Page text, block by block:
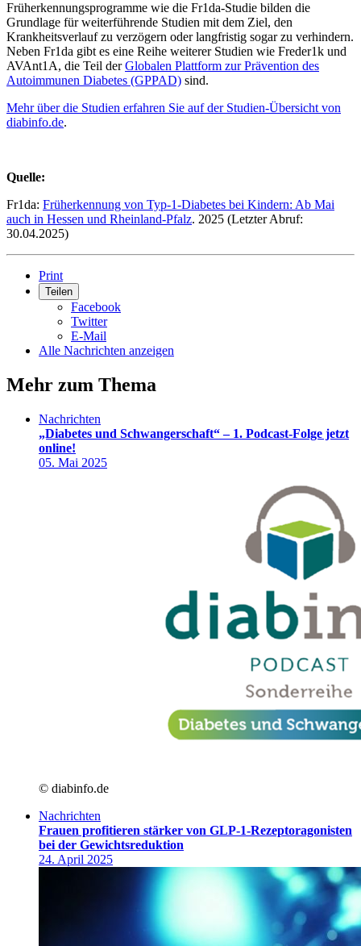
Früherkennungsprogramme wie die Fr1da-Studie bilden die
Grundlage für weiterführende Studien mit dem Ziel, den
Krankheitsverlauf zu verzögern oder langfristig sogar zu verhindern.
Neben Fr1da gibt es eine Reihe weiterer Studien wie Freder1k und
AVAnt1A, die Teil derGlobalen Plattform zur Prävention des
Autoimmunen Diabetes (GPPAD) sind.
Mehr über die Studien erfahren Sie auf der Studien-Übersicht von
diabinfo.de.
Quelle:
Fr1da: Früherkennung von Typ-1-Diabetes bei Kindern: Ab Mai
auch in Hessen und Rheinland-Pfalz. 2025 (Letzter Abruf:
30.04.2025)
Print
Teilen
Facebook
Twitter
E-Mail
Alle Nachrichten anzeigen
Mehr zum Thema
Nachrichten
„Diabetes und Schwangerschaft“ – 1. Podcast-Folge jetzt
online!
05. Mai 2025
© diabinfo.de
Nachrichten
Frauen profitieren stärker von GLP-1-Rezeptoragonisten
bei der Gewichtsreduktion
24. April 2025